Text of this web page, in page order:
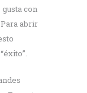
con
abrir